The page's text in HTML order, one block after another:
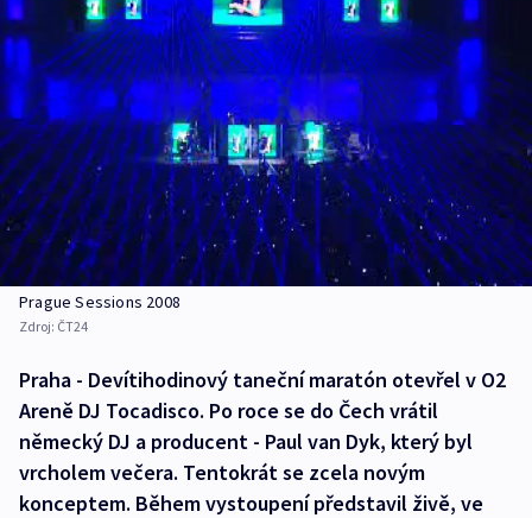
Prague Sessions 2008
Zdroj: ČT24
Praha - Devítihodinový taneční maratón otevřel v O2
Areně DJ Tocadisco. Po roce se do Čech vrátil
německý DJ a producent - Paul van Dyk, který byl
vrcholem večera. Tentokrát se zcela novým
konceptem. Během vystoupení představil živě, ve